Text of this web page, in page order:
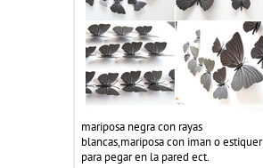
mariposa negra con rayas
blancas,mariposa con iman o estiquer
para pegar en la pared ect.